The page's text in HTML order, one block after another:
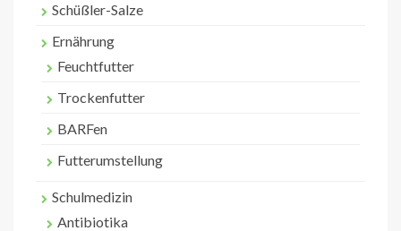
Schüßler-Salze
Ernährung
Feuchtfutter
Trockenfutter
BARFen
Futterumstellung
Schulmedizin
Antibiotika